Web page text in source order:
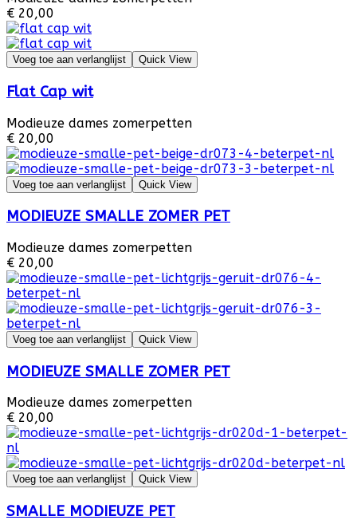
€ 20,00
Voeg toe aan verlanglijst Quick View
Flat Cap wit
Modieuze dames zomerpetten
€ 20,00
Voeg toe aan verlanglijst Quick View
MODIEUZE SMALLE ZOMER PET
Modieuze dames zomerpetten
€ 20,00
Voeg toe aan verlanglijst Quick View
MODIEUZE SMALLE ZOMER PET
Modieuze dames zomerpetten
€ 20,00
Voeg toe aan verlanglijst Quick View
SMALLE MODIEUZE PET